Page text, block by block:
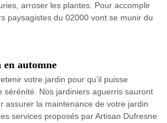
arroser les plantes. Pour accomplir
paysagistes du 02000 vont se munir du
automne
votre jardin pour qu’il puisse
sérénité. Nos jardiniers aguerris sauront
assurer la maintenance de votre jardin
services proposés par Artisan Dufresne